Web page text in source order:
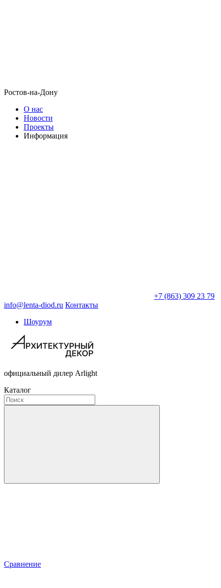
Ростов-на-Дону
О нас
Новости
Проекты
Информация
+7 (863) 309 23 79
info@lenta-diod.ru Контакты
Шоурум
официальный дилер Arlight
Каталог
Сравнение